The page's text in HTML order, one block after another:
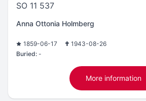
SO 11 537
Anna Ottonia Holmberg
1859-06-17
1943-08-26
Buried: -
More information